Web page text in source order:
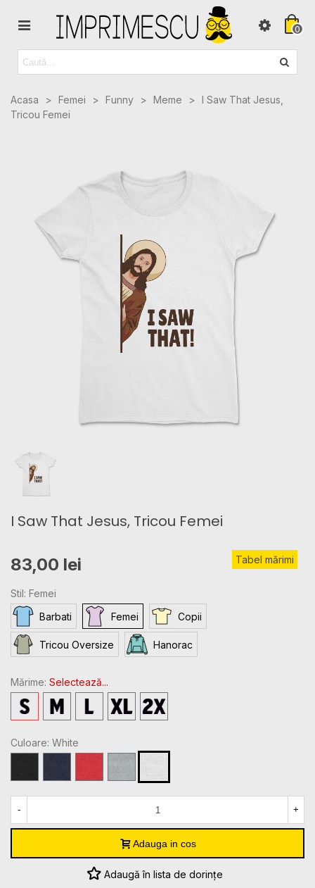
0
Acasa > Femei > Funny > Meme > I Saw That Jesus,
Tricou Femei
I Saw That Jesus, Tricou Femei
83,00 lei Tabel mărimi
Stil: Femei
Barbati
Femei Copii
Tricou Oversize Hanorac
Mărime: Selectează...
M XL 2XL
Culoare: White
- +
Adauga in cos
Adaugă în lista de dorințe